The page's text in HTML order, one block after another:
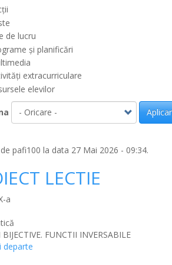
de lucru
și planificări
extracurriculare
elevilor
pafi100 la data 27 Mai 2026 - 09:34.
LECTIE
a
FUNCTII INVERSABILE
departe